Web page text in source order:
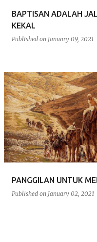
BAPTISAN ADALAH
KEKAL
Published on January 09, 2021
PANGGILAN UNTUK
Published on January 02, 2021